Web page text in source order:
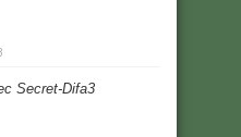
Secret-Difa3